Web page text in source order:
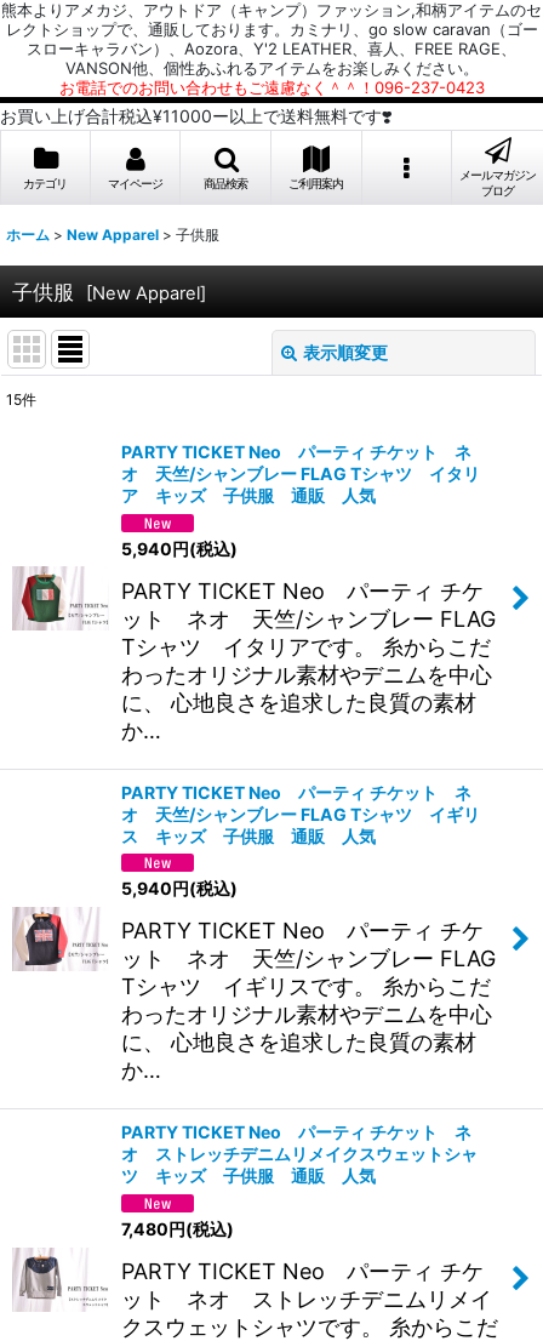
熊本よりアメカジ、アウトドア（キャンプ）ファッション,和柄アイテムのセ
レクトショップで、通販しております。カミナリ、go slow caravan（ゴー
スローキャラバン）、Aozora、Y'2 LEATHER、喜人、FREE RAGE、
VANSON他、個性あふれるアイテムをお楽しみください。
お電話でのお問い合わせもご遠慮なく＾＾！096-237-0423
お買い上げ合計税込¥11000ー以上で送料無料です❣️
カテゴリ マイページ 商品検索 ご利用案内
メールマガジン
ブログ
ホーム > New Apparel > 子供服
子供服 [New Apparel]
表示順変更
絞り込む
15件
PARTY TICKET Neo パーティ チケット ネ
オ 天竺/シャンブレー FLAG Tシャツ イタリ
ア キッズ 子供服 通販 人気
5,940円(税込)
PARTY TICKET Neo パーティ チケ
ット ネオ 天竺/シャンブレー FLAG
Tシャツ イタリアです。 糸からこだ
わったオリジナル素材やデニムを中心
に、 心地良さを追求した良質の素材
か…
PARTY TICKET Neo パーティ チケット ネ
オ 天竺/シャンブレー FLAG Tシャツ イギリ
ス キッズ 子供服 通販 人気
5,940円(税込)
PARTY TICKET Neo パーティ チケ
ット ネオ 天竺/シャンブレー FLAG
Tシャツ イギリスです。 糸からこだ
わったオリジナル素材やデニムを中心
に、 心地良さを追求した良質の素材
か…
PARTY TICKET Neo パーティ チケット ネ
オ ストレッチデニムリメイクスウェットシャ
ツ キッズ 子供服 通販 人気
7,480円(税込)
PARTY TICKET Neo パーティ チケ
ット ネオ ストレッチデニムリメイ
クスウェットシャツです。 糸からこだ